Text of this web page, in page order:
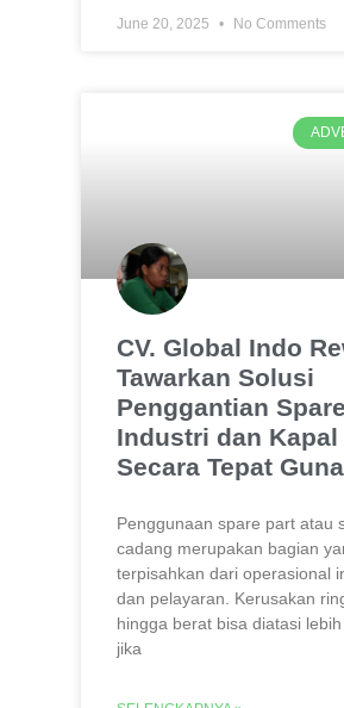
June 20, 2025 No Comments
CV. Global Indo
Tawarkan Solusi
Penggantian
Industri dan Kapal
Secara Tepat Guna
Penggunaan spare part atau
cadang merupakan bagian
terpisahkan dari operasional
dan pelayaran. Kerusakan
hingga berat bisa diatasi
jika